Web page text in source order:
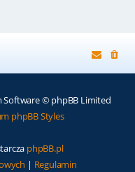
© phpBB Limited
phpBB Styles
phpBB.pl
| Regulamin